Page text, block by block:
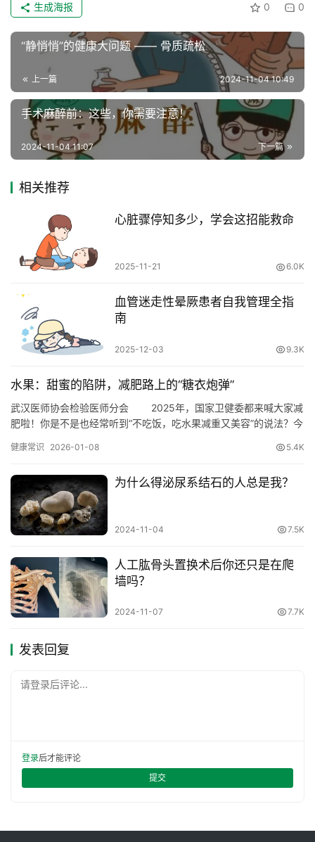
0 0
生成海报
“静悄悄”的健康大问题 —— 骨质疏松
上一篇 2024-11-04 10:49
手术麻醉前：这些，你需要注意！
下一篇
2024-11-04 11:07
相关推荐
心脏骤停知多少，学会这招能救命
2025-11-21 6.0K
血管迷走性晕厥患者自我管理全指
南
2025-12-03 9.3K
水果：甜蜜的陷阱，减肥路上的“糖衣炮弹”
武汉医师协会检验医师分会 2025年，国家卫健委都来喊大家减
肥啦！你是不是也经常听到“不吃饭，吃水果减重又美容”的说法？今
的健身博主，盯着小红书上“21天水果减肥法”的笔记，仿佛只要啃水
啃草，实际上你在给脂肪细胞开狂欢Party。 看着…
健康常识 2026-01-08 5.4K
为什么得泌尿系结石的人总是我？
2024-11-04 7.5K
人工肱骨头置换术后你还只是在爬
墙吗？
2024-11-07 7.7K
发表回复
请登录后评论...
登录后才能评论
提交